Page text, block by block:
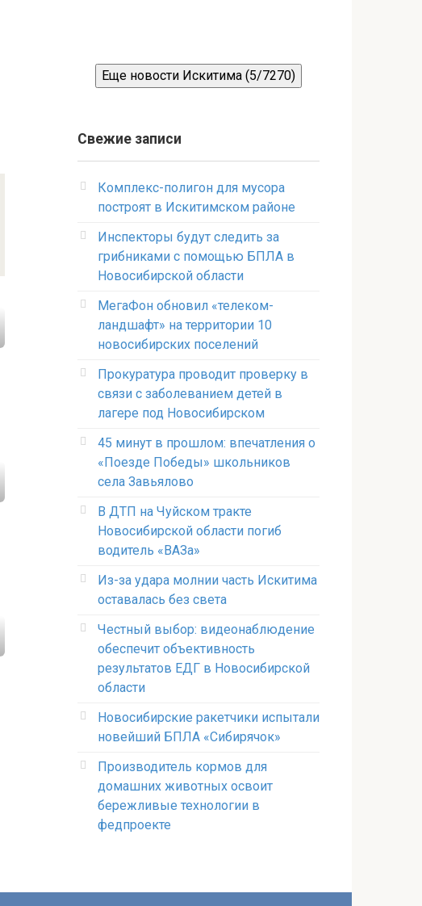
Еще новости Искитима (5/7270)
Свежие записи
Комплекс-полигон для мусора
построят в Искитимском районе
Инспекторы будут следить за
грибниками с помощью БПЛА в
Новосибирской области
МегаФон обновил «телеком-
ландшафт» на территории 10
новосибирских поселений
Прокуратура проводит проверку в
связи с заболеванием детей в
лагере под Новосибирском
45 минут в прошлом: впечатления о
«Поезде Победы» школьников
села Завьялово
В ДТП на Чуйском тракте
Новосибирской области погиб
водитель «ВАЗа»
Из-за удара молнии часть Искитима
оставалась без света
Честный выбор: видеонаблюдение
обеспечит объективность
результатов ЕДГ в Новосибирской
области
Новосибирские ракетчики испытали
новейший БПЛА «Сибирячок»
Производитель кормов для
домашних животных освоит
бережливые технологии в
федпроекте